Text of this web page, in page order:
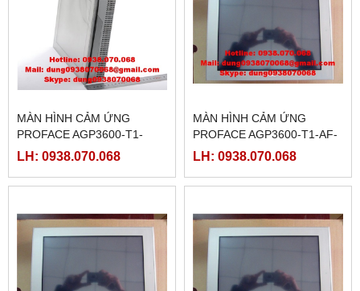
MÀN HÌNH CẢM ỨNG
PROFACE AGP3600-T1-
D24-D81K,(
LH: 0938.070.068
MÀN HÌNH CẢM ỨNG
PROFACE AGP3600-T1-AF-
D81C,( PFXGP3600TAADC)
LH: 0938.070.068